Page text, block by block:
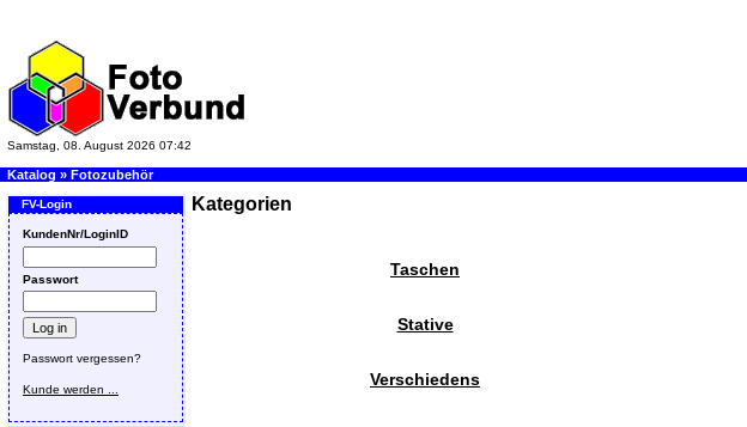
Samstag, 08. August 2026 07:42
Katalog » Fotozubehör
FV-Login
KundenNr/LoginID
Passwort
Passwort vergessen?
Kunde werden ...
Kategorien
Taschen
Stative
Verschiedens